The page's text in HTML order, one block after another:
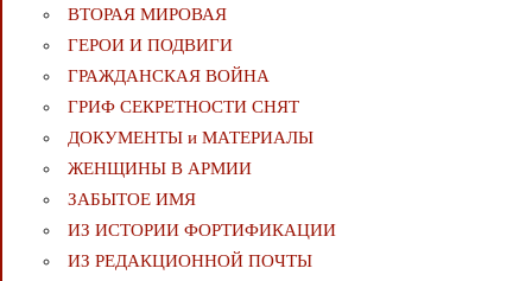
ВТОРАЯ МИРОВАЯ
ГЕРОИ И ПОДВИГИ
ГРАЖДАНСКАЯ ВОЙНА
ГРИФ СЕКРЕТНОСТИ СНЯТ
ДОКУМЕНТЫ и МАТЕРИАЛЫ
ЖЕНЩИНЫ В АРМИИ
ЗАБЫТОЕ ИМЯ
ИЗ ИСТОРИИ ФОРТИФИКАЦИИ
ИЗ РЕДАКЦИОННОЙ ПОЧТЫ